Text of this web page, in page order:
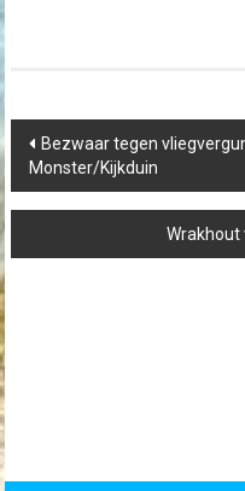
navigation
Bezwaar tegen
Monster/Kijkduin
Wrakhout